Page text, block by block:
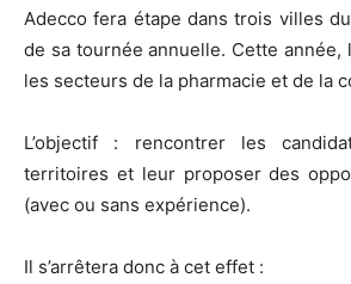
Adecco fera étape dans trois villes
de sa tournée annuelle. Cette année,
les secteurs de la pharmacie et de la
L’objectif : rencontrer les
territoires et leur proposer des
(avec ou sans expérience).
Il s’arrêtera donc à cet effet :